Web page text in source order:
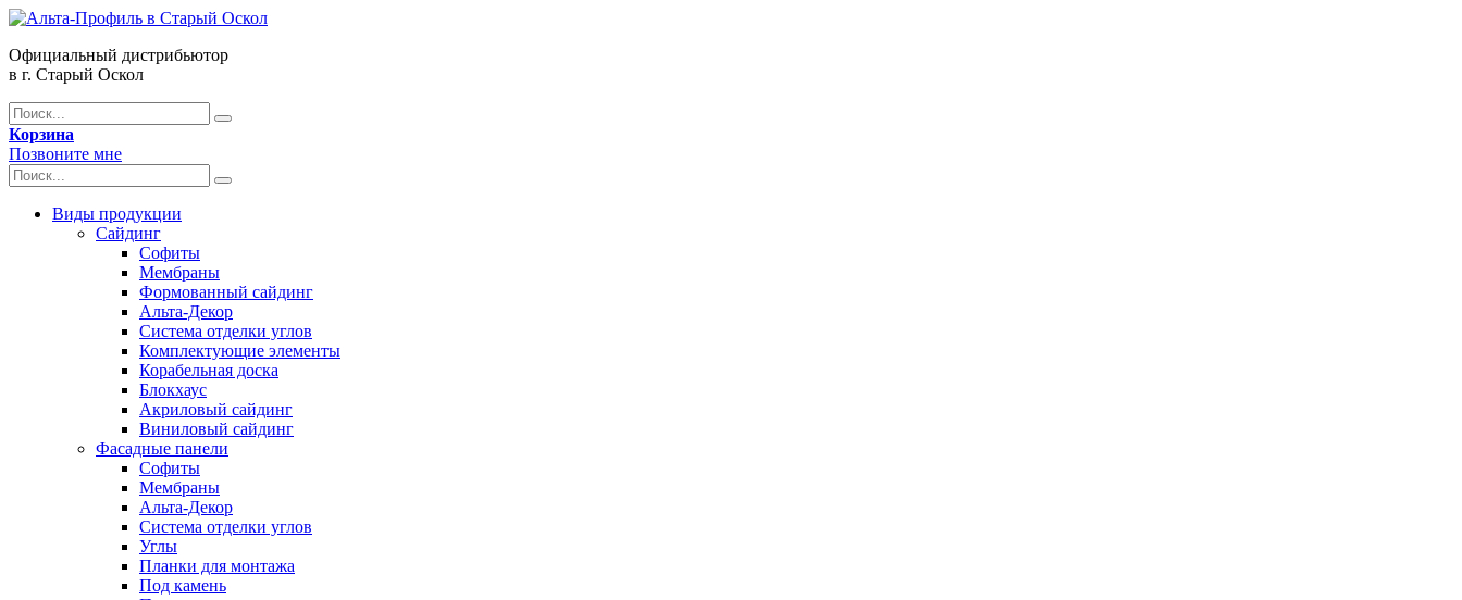
Официальный дистрибьютор
в г. Старый Оскол
Корзина
Позвоните мне
Виды продукции
Сайдинг
Софиты
Мембраны
Формованный сайдинг
Альта-Декор
Система отделки углов
Комплектующие элементы
Корабельная доска
Блокхаус
Акриловый сайдинг
Виниловый сайдинг
Фасадные панели
Софиты
Мембраны
Альта-Декор
Система отделки углов
Углы
Планки для монтажа
Под камень